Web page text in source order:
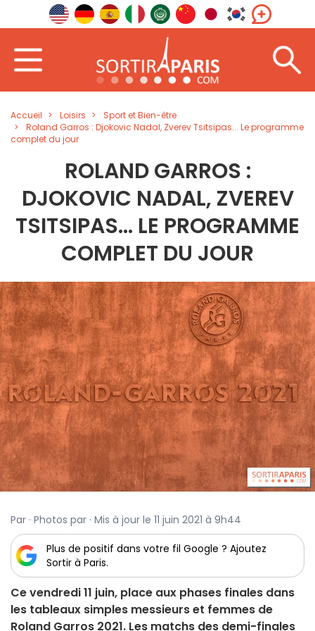
Accueil Loisirs
Sport et Bien-être
Roland Garros : Djokovic Nadal, Zverev Tsitsipas... Le programme
complet du jour
ROLAND GARROS :
DJOKOVIC NADAL, ZVEREV
TSITSIPAS... LE PROGRAMME
COMPLET DU JOUR
Par · Photos par · Mis à jour le 11 juin 2021 à 9h44
Plus de positif dans votre fil Google ? Ajoutez
Sortir à Paris.
Ce vendredi 11 juin, place aux phases finales dans
les tableaux simples messieurs et femmes de
Roland Garros 2021. Les matchs des demi-finales